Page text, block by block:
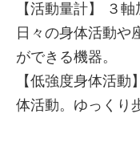
【活動量計】 ３
日々の身体活動や
ができる機器。
【低強度身体活
体活動。ゆっくり